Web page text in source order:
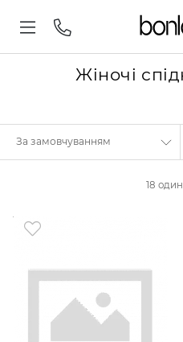
Жіночі
18